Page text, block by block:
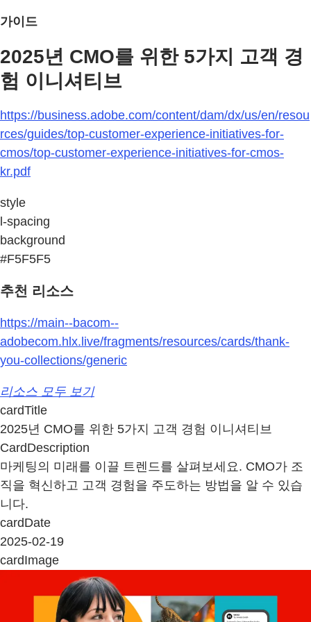
가이드
2025년 CMO를 위한 5가지 고객 경
험 이니셔티브
https://business.adobe.com/content/dam/dx/us/en/resou
rces/guides/top-customer-experience-initiatives-for-
cmos/top-customer-experience-initiatives-for-cmos-
kr.pdf
style
l-spacing
background
#F5F5F5
추천 리소스
https://main--bacom--
adobecom.hlx.live/fragments/resources/cards/thank-
you-collections/generic
리소스 모두 보기
cardTitle
2025년 CMO를 위한 5가지 고객 경험 이니셔티브
CardDescription
마케팅의 미래를 이끌 트렌드를 살펴보세요. CMO가 조
직을 혁신하고 고객 경험을 주도하는 방법을 알 수 있습
니다.
cardDate
2025-02-19
cardImage